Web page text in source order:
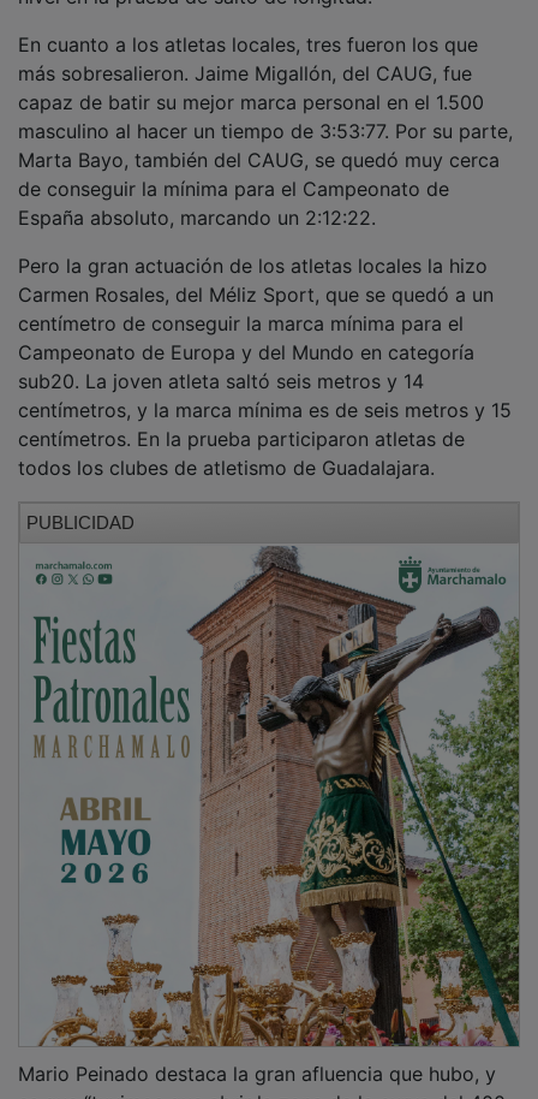
más sobresalieron. Jaime Migallón, del CAUG, fue
capaz de batir su mejor marca personal en el 1.500
masculino al hacer un tiempo de 3:53:77. Por su parte,
Marta Bayo, también del CAUG, se quedó muy cerca
de conseguir la mínima para el Campeonato de
España absoluto, marcando un 2:12:22.
Carmen Rosales, del Méliz Sport, que se quedó a un
centímetro de conseguir la marca mínima para el
Campeonato de Europa y del Mundo en categoría
sub20. La joven atleta saltó seis metros y 14
centímetros, y la marca mínima es de seis metros y 15
centímetros. En la prueba participaron atletas de
todos los clubes de atletismo de Guadalajara.
es que “tuvimos que abrir la zona de la curva del 400